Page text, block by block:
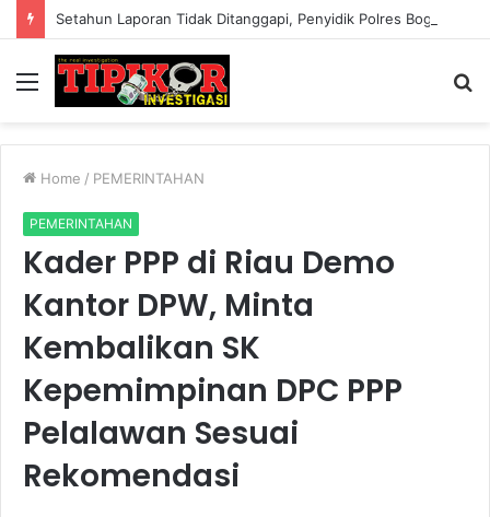
Menu
Home / PEMERINTAHAN
PEMERINTAHAN
Kader PPP di Riau Demo
Kantor DPW, Minta
Kembalikan SK
Kepemimpinan DPC PPP
Pelalawan Sesuai
Rekomendasi